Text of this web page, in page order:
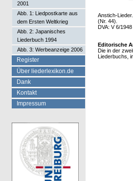
Anstich-
(Nr. 44).
DVA: V 6/1948
Editorische
Die in der
Liederbuchs,
2001
Abb. 1: Liedpostkarte aus
dem Ersten Weltkrieg
Abb. 2: Japanisches
Liederbuch 1994
Abb. 3: Werbeanzeige 2006
Register
Über liederlexikon.de
Dank
Kontakt
Impressum